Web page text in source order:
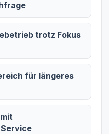
trotz Fokus
für längeres